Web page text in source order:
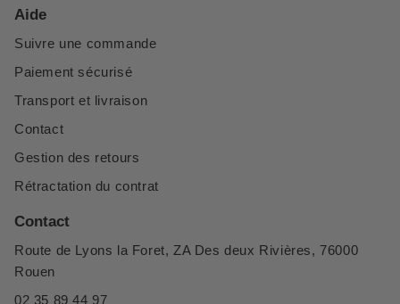
Aide
Suivre une commande
Paiement sécurisé
Transport et livraison
Contact
Gestion des retours
Rétractation du contrat
Contact
Route de Lyons la Foret, ZA Des deux Rivières, 76000
Rouen
02 35 89 44 97